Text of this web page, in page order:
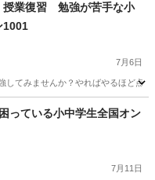
授業復習 勉強が苦手な小
1001
7月6日
してみませんか？やればやるほど点
っている小中学生全国オン
7月11日